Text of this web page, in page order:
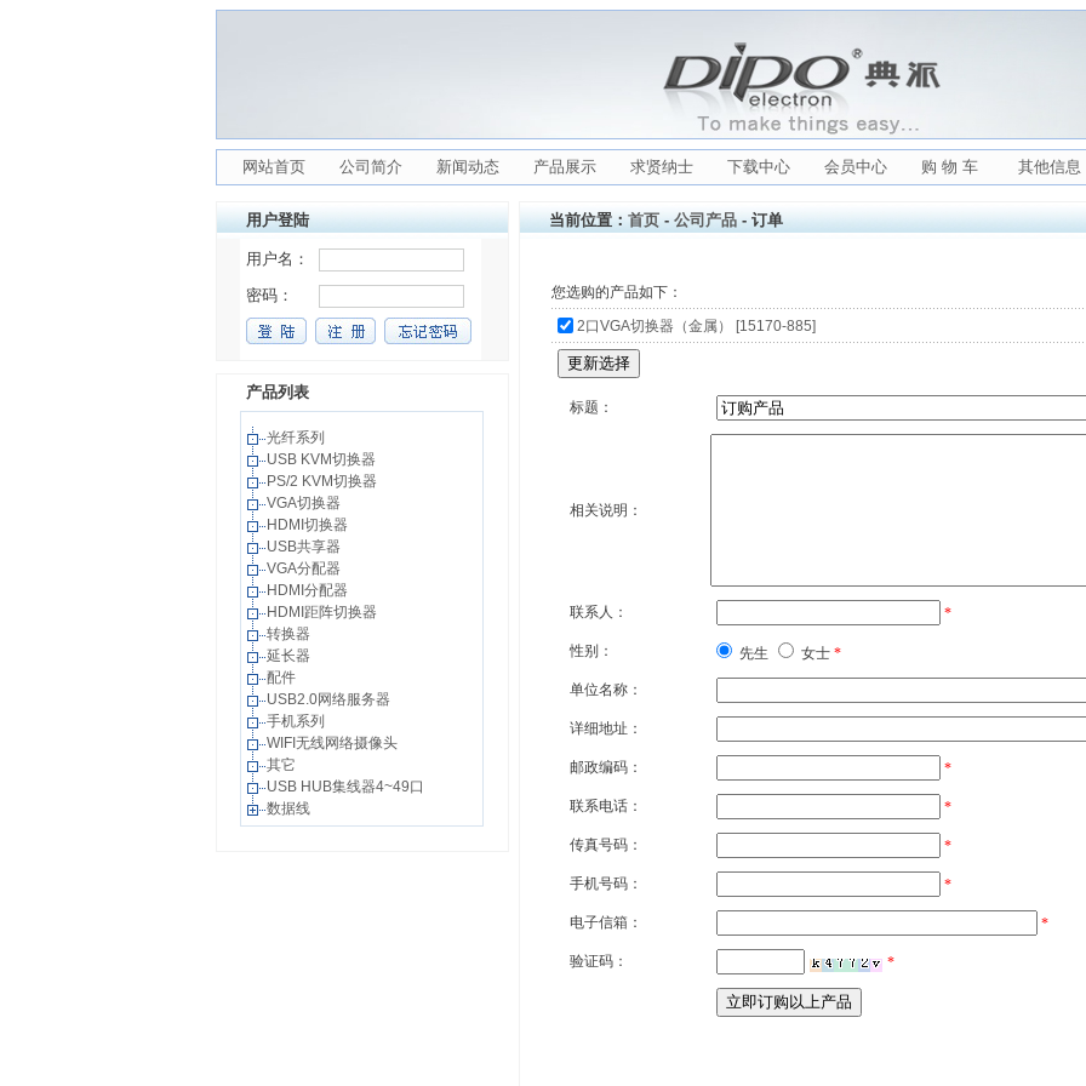
网站首页 公司简介 新闻动态 产品展示 求贤纳士 下载中心 会员中心 购 物 车 其他信息
用户登陆
产品列表
光纤系列
USB KVM切换器
PS/2 KVM切换器
VGA切换器
HDMI切换器
USB共享器
VGA分配器
HDMI分配器
HDMI距阵切换器
转换器
延长器
配件
USB2.0网络服务器
手机系列
WIFI无线网络摄像头
其它
USB HUB集线器4~49口
数据线
当前位置： 首页- 公司产品- 订单
您选购的产品如下：
2口VGA切换器（金属） [15170-885]
标题：
相关说明：
联系人： *
性别： 先生 女士 *
单位名称：
详细地址：
邮政编码： *
联系电话： *
传真号码： *
手机号码： *
电子信箱： *
验证码： *